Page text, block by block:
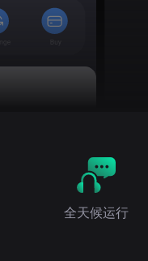
全天候运行